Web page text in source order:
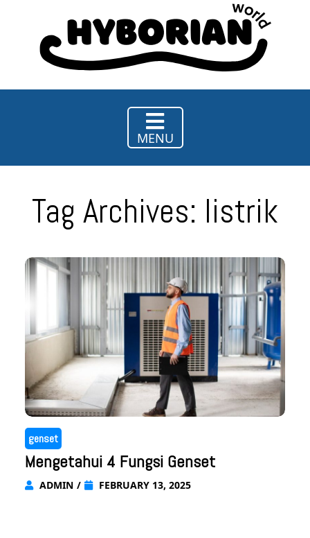
MENU
Tag Archives: listrik
genset
Mengetahui 4 Fungsi Genset
ADMIN / FEBRUARY 13, 2025